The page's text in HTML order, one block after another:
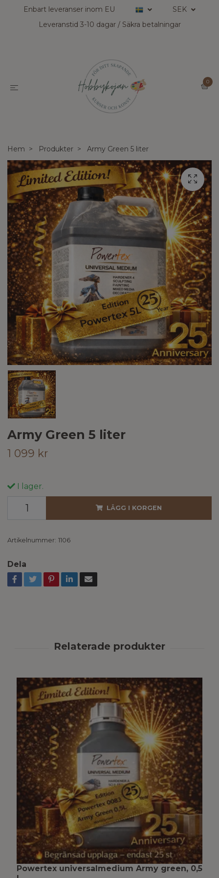
Enbart leveranser inom EU
SEK
Leveranstid 3-10 dagar / Säkra betalningar
0
Hem Produkter Army Green 5 liter
Army Green 5 liter
1 099 kr
I lager.
LÄGG I KORGEN
Artikelnummer: 1106
Dela
Powertex universalmedium Army green, 0,5